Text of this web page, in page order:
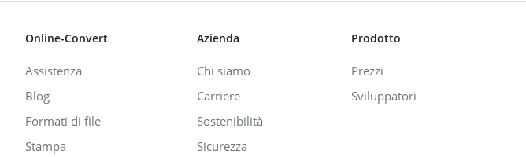
Online-Convert
Assistenza
Blog
Formati di file
Stampa
Azienda
Chi siamo
Carriere
Sostenibilità
Sicurezza
Prodotto
Prezzi
Sviluppatori